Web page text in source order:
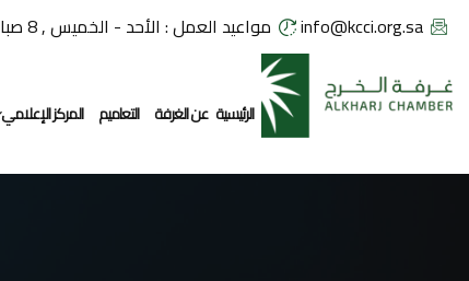
info@kcci.org.sa مواعيد العمل : الأحد - الخميس , 8 صباحا - 2:30 مساء
الرئيسية عن الغرفة التعاميم المركز الإعلامي